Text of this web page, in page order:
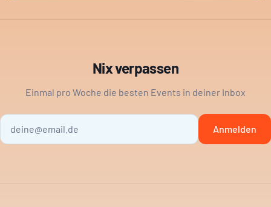
Nix verpassen
Einmal pro Woche die besten Events in deiner Inbox
Anmelden